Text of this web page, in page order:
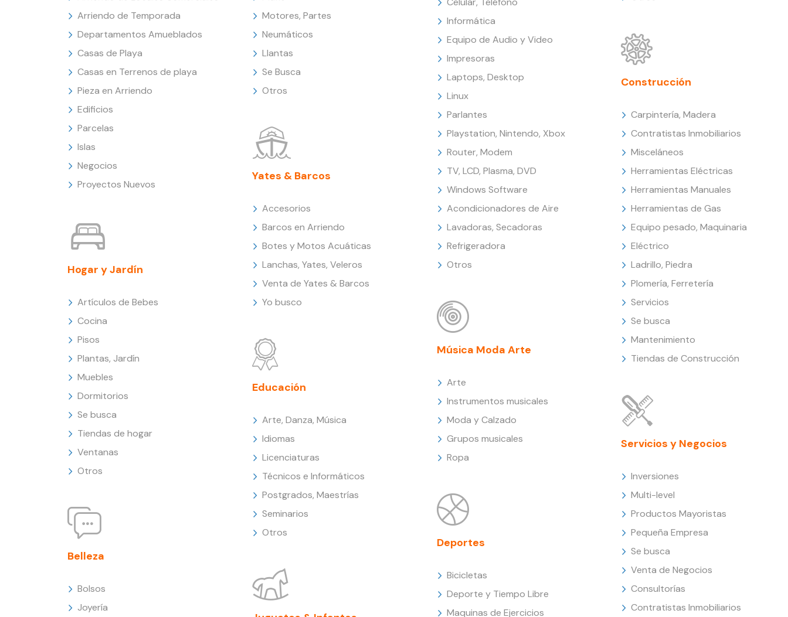
Arriendo de Temporada
Departamentos Amueblados
Casas de Playa
Casas en Terrenos de playa
Pieza en Arriendo
Edificios
Parcelas
Islas
Negocios
Proyectos Nuevos
Hogar y Jardín
Artículos de Bebes
Cocina
Pisos
Plantas, Jardín
Muebles
Dormitorios
Se busca
Tiendas de hogar
Ventanas
Otros
Belleza
Bolsos
Joyería
Motores, Partes
Neumáticos
Llantas
Se Busca
Otros
Yates & Barcos
Accesorios
Barcos en Arriendo
Botes y Motos Acuáticas
Lanchas, Yates, Veleros
Venta de Yates & Barcos
Yo busco
Educación
Arte, Danza, Música
Idiomas
Licenciaturas
Técnicos e Informáticos
Postgrados, Maestrías
Seminarios
Otros
Informática
Equipo de Audio y Video
Impresoras
Laptops, Desktop
Linux
Parlantes
Playstation, Nintendo, Xbox
Router, Modem
TV, LCD, Plasma, DVD
Windows Software
Acondicionadores de Aire
Lavadoras, Secadoras
Refrigeradora
Otros
Música Moda Arte
Arte
Instrumentos musicales
Moda y Calzado
Grupos musicales
Ropa
Deportes
Bicicletas
Deporte y Tiempo Libre
Maquinas de Ejercicios
Construcción
Carpintería, Madera
Contratistas Inmobiliarios
Misceláneos
Herramientas Eléctricas
Herramientas Manuales
Herramientas de Gas
Equipo pesado, Maquinaria
Eléctrico
Ladrillo, Piedra
Plomería, Ferretería
Servicios
Se busca
Mantenimiento
Tiendas de Construcción
Servicios y Negocios
Inversiones
Multi-level
Productos Mayoristas
Pequeña Empresa
Se busca
Venta de Negocios
Consultorías
Contratistas Inmobiliarios